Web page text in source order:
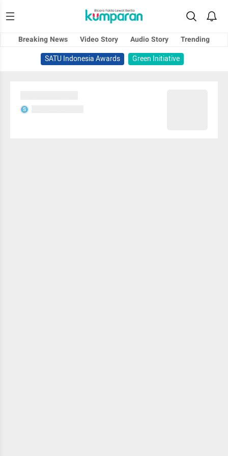
Breaking News Video Story Audio Story
Trending
SATU Indonesia Awards
Green Initiative
S